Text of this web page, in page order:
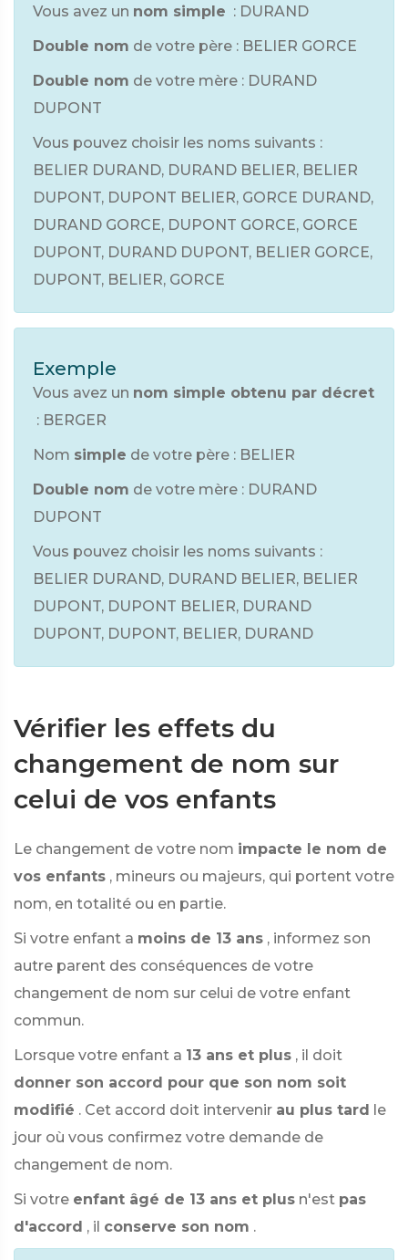
Vous avez un nom simple : DURAND
Double nom de votre père : BELIER GORCE
Double nom de votre mère : DURAND
DUPONT
Vous pouvez choisir les noms suivants :
BELIER DURAND, DURAND BELIER, BELIER
DUPONT, DUPONT BELIER, GORCE DURAND,
DURAND GORCE, DUPONT GORCE, GORCE
DUPONT, DURAND DUPONT, BELIER GORCE,
DUPONT, BELIER, GORCE
Exemple
Vous avez un nom simple obtenu par décret
: BERGER
Nom simple de votre père : BELIER
Double nom de votre mère : DURAND
DUPONT
Vous pouvez choisir les noms suivants :
BELIER DURAND, DURAND BELIER, BELIER
DUPONT, DUPONT BELIER, DURAND
DUPONT, DUPONT, BELIER, DURAND
Vérifier les effets du
changement de nom sur
celui de vos enfants
Le changement de votre nom impacte le nom de
vos enfants , mineurs ou majeurs, qui portent votre
nom, en totalité ou en partie.
Si votre enfant a moins de 13 ans , informez son
autre parent des conséquences de votre
changement de nom sur celui de votre enfant
commun.
Lorsque votre enfant a 13 ans et plus , il doit
donner son accord pour que son nom soit
modifié . Cet accord doit intervenir au plus tard le
jour où vous confirmez votre demande de
changement de nom.
Si votre enfant âgé de 13 ans et plus n'est pas
d'accord , il conserve son nom .